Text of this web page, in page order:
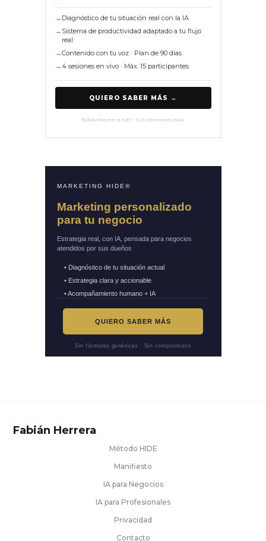
→ Diagnóstico de tu situación real con la IA
→ Sistema de productividad adaptado a tu flujo
real
→Contenido con tu voz · Plan de 90 días
→4 sesiones en vivo · Máx. 15 participantes
QUIERO SABER MÁS →
fabianherrera.net · Sin compromisos
MARKETING HIDE®
Marketing personalizado
para tu negocio
Estrategia real, con IA, pensada para negocios
atendidos por sus dueños
• Diagnóstico de tu situación actual
• Estrategia clara y accionable
• Acompañamiento humano + IA
QUIERO SABER MÁS
Sin fórmulas genéricas · Sin compromisos
Fabián Herrera
Método HIDE
Manifiesto
IA para Negocios
IA para Profesionales
Privacidad
Contacto